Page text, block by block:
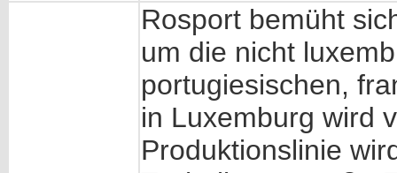
Rosport bemüht
um die nicht
portugiesischen,
in Luxemburg wird
Produktionslinie